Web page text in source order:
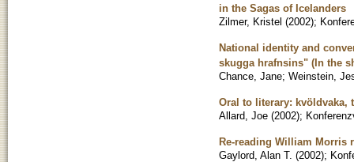
in the Sagas of Icelanders
Zilmer, Kristel (2002);
National identity and
skugga hrafnsins" (In the
Chance, Jane; Weinstein,
Oral to literary: kvöldvaka,
Allard, Joe (2002);
Re-reading William Morris
Gaylord, Alan T. (2002);